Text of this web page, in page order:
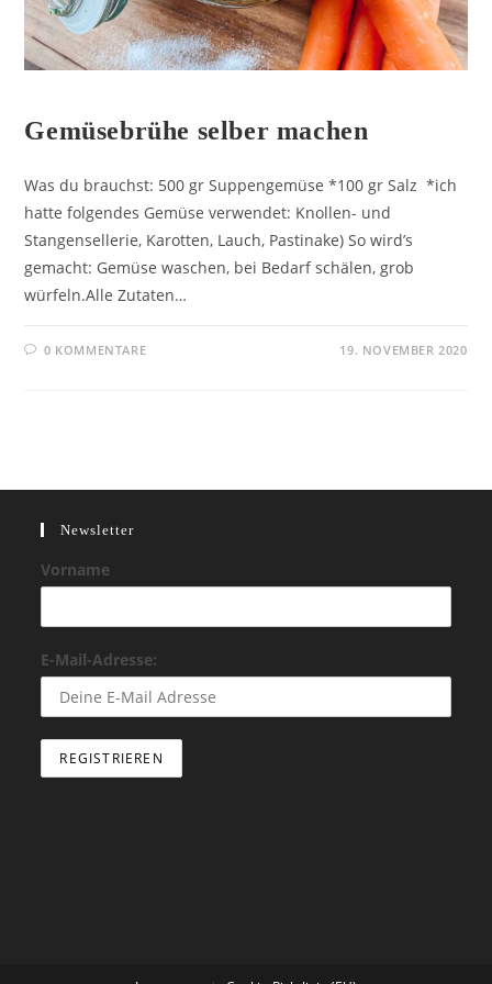
Gemüsebrühe selber machen
Was du brauchst: 500 gr Suppengemüse *100 gr Salz *ich
hatte folgendes Gemüse verwendet: Knollen- und
Stangensellerie, Karotten, Lauch, Pastinake) So wird’s
gemacht: Gemüse waschen, bei Bedarf schälen, grob
würfeln.Alle Zutaten…
0 KOMMENTARE 19. NOVEMBER 2020
Newsletter
Vorname
E-Mail-Adresse: